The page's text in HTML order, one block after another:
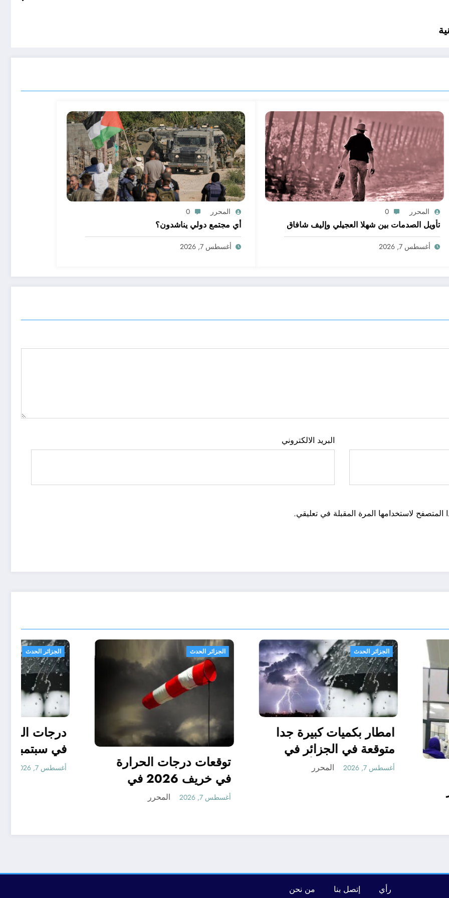
المحرر 0
تأويل الصدمات بين شهلا العجيلي وإليف شافاق
أغسطس 7, 2026
المحرر 0
أي مجتمع دولي يناشدون؟
أغسطس 7, 2026
البريد الالكتروني
لاستخدامها المرة المقبلة في تعليقي.
توقعات درجات الحرارة
الجزائر
أغسطس 7, 2026
الجزائر الحدث
امطار بكميات كبيرة جدا
متوقعة في الجزائر في
شهري سبتمبر و أكتوبر ..
توقعات مناخ خريف 2026
أغسطس 7, 2026
مناسبة
رأي إتصل بنا من نحن